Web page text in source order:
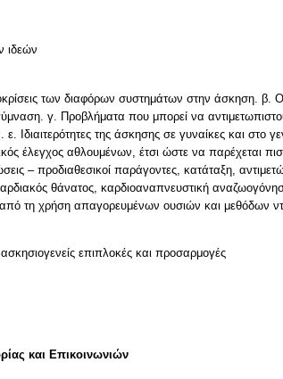
ιδεών
των διαφόρων συστημάτων στην άσκηση.
γ. Προβλήματα που μπορεί να
ε. Ιδιαιτερότητες της άσκησης σε γυναίκες και
έλεγχος αθλουμένων, έτσι ώστε να παρέχεται
– προδιαθεσικοί παράγοντες, κατάταξη,
θάνατος, καρδιοαναπνευστική
τη χρήση απαγορευμένων ουσιών και μεθόδων
επιπλοκές και προσαρμογές
και Επικοινωνιών